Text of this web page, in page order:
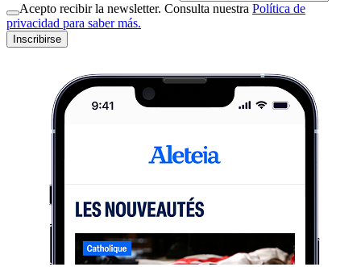
Acepto recibir la newsletter. Consulta nuestra Política de
privacidad para saber más.
Inscribirse